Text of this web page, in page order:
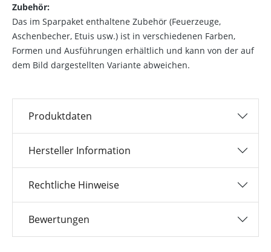
Zubehör:
Das im Sparpaket enthaltene Zubehör (Feuerzeuge,
Aschenbecher, Etuis usw.) ist in verschiedenen Farben,
Formen und Ausführungen erhältlich und kann von der auf
dem Bild dargestellten Variante abweichen.
Produktdaten
Hersteller Information
Rechtliche Hinweise
Bewertungen